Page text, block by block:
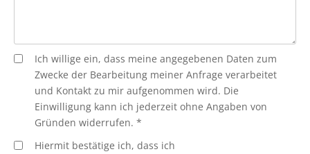
Ich willige ein, dass meine angegebenen Daten zum
Zwecke der Bearbeitung meiner Anfrage verarbeitet
und Kontakt zu mir aufgenommen wird. Die
Einwilligung kann ich jederzeit ohne Angaben von
Gründen widerrufen. *
Hiermit bestätige ich, dass ich